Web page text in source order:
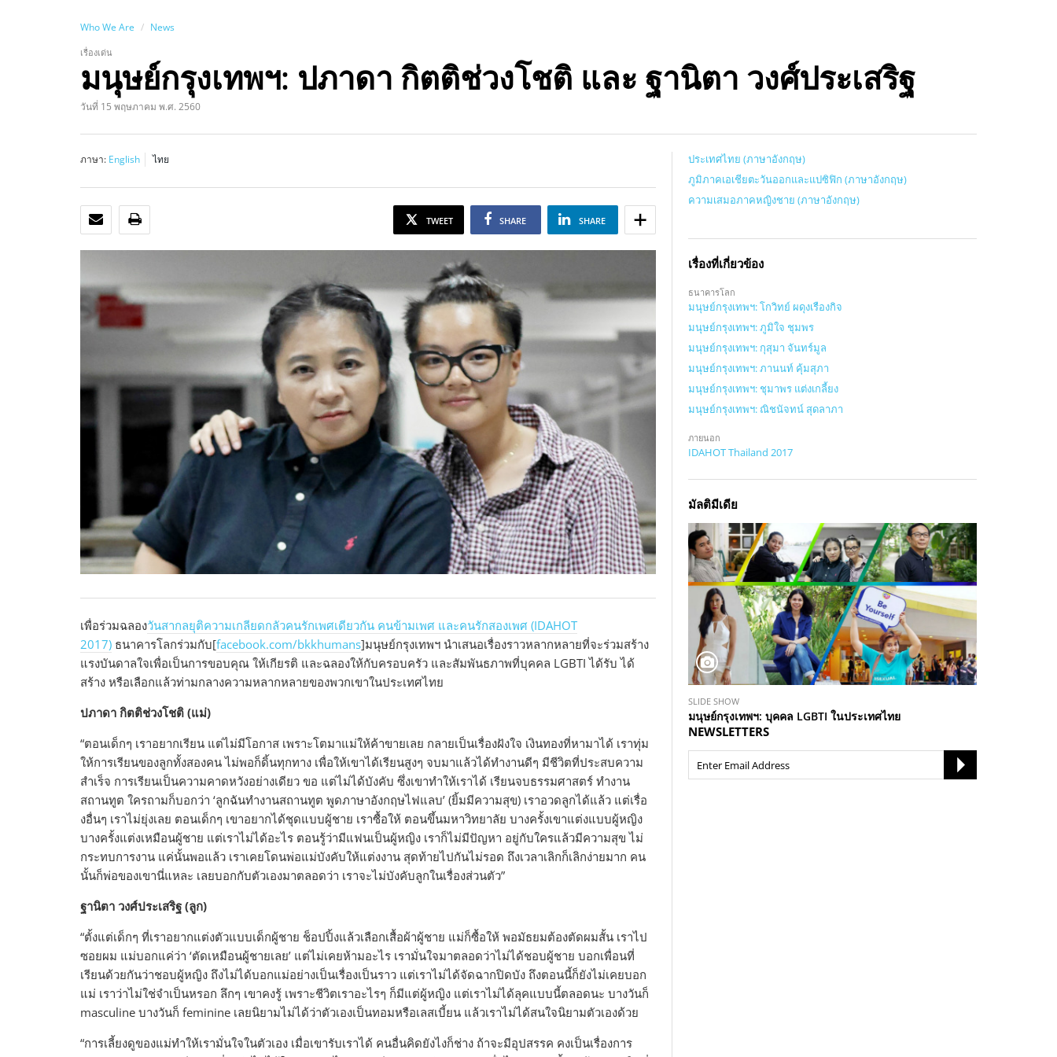
Who We Are News
เรื่องเด่น
มนุษย์กรุงเทพฯ: ปภาดา กิตติช่วงโชติ และ ฐานิตา วงศ์ประเสริฐ
วันที่ 15 พฤษภาคม พ.ศ. 2560
ภาษา: English ไทย
อีเมล TWEET SHARE SHARE
เพื่อร่วมฉลองวันสากลยุติความเกลียดกลัวคนรักเพศเดียวกัน คนข้ามเพศ และคนรักสองเพศ (IDAHOT
2017) ธนาคารโลกร่วมกับ[facebook.com/bkkhumans]มนุษย์กรุงเทพฯ นำเสนอเรื่องราวหลากหลายที่จะร่วมสร้าง
แรงบันดาลใจเพื่อเป็นการขอบคุณ ให้เกียรติ และฉลองให้กับครอบครัว และสัมพันธภาพที่บุคคล LGBTI ได้รับ ได้
สร้าง หรือเลือกแล้วท่ามกลางความหลากหลายของพวกเขาในประเทศไทย
ปภาดา กิตติช่วงโชติ (แม่)
“ตอนเด็กๆ เราอยากเรียน แต่ไม่มีโอกาส เพราะโตมาแม่ให้ค้าขายเลย กลายเป็นเรื่องฝังใจ เงินทองที่หามาได้ เราทุ่ม
ให้การเรียนของลูกทั้งสองคน ไม่พอก็ดิ้นทุกทาง เพื่อให้เขาได้เรียนสูงๆ จบมาแล้วได้ทำงานดีๆ มีชีวิตที่ประสบความ
สำเร็จ การเรียนเป็นความคาดหวังอย่างเดียว ขอ แต่ไม่ได้บังคับ ซึ่งเขาทำให้เราได้ เรียนจบธรรมศาสตร์ ทำงาน
สถานทูต ใครถามก็บอกว่า ‘ลูกฉันทำงานสถานทูต พูดภาษาอังกฤษไฟแลบ’ (ยิ้มมีความสุข) เราอวดลูกได้แล้ว แต่เรื่อ
งอื่นๆ เราไม่ยุ่งเลย ตอนเด็กๆ เขาอยากได้ชุดแบบผู้ชาย เราซื้อให้ ตอนขึ้นมหาวิทยาลัย บางครั้งเขาแต่งแบบผู้หญิง
บางครั้งแต่งเหมือนผู้ชาย แต่เราไม่ได้อะไร ตอนรู้ว่ามีแฟนเป็นผู้หญิง เราก็ไม่มีปัญหา อยู่กับใครแล้วมีความสุข ไม่
กระทบการงาน แค่นั้นพอแล้ว เราเคยโดนพ่อแม่บังคับให้แต่งงาน สุดท้ายไปกันไม่รอด ถึงเวลาเลิกก็เลิกง่ายมาก คน
นั้นก็พ่อของเขานี่แหละ เลยบอกกับตัวเองมาตลอดว่า เราจะไม่บังคับลูกในเรื่องส่วนตัว”
ฐานิตา วงศ์ประเสริฐ (ลูก)
“ตั้งแต่เด็กๆ ที่เราอยากแต่งตัวแบบเด็กผู้ชาย ช็อปปิ้งแล้วเลือกเสื้อผ้าผู้ชาย แม่ก็ซื้อให้ พอมัธยมต้องตัดผมสั้น เราไป
ซอยผม แม่บอกแค่ว่า ‘ตัดเหมือนผู้ชายเลย’ แต่ไม่เคยห้ามอะไร เรามั่นใจมาตลอดว่าไม่ได้ชอบผู้ชาย บอกเพื่อนที่
เรียนด้วยกันว่าชอบผู้หญิง ถึงไม่ได้บอกแม่อย่างเป็นเรื่องเป็นราว แต่เราไม่ได้จัดฉากปิดบัง ถึงตอนนี้ก็ยังไม่เคยบอก
แม่ เราว่าไม่ใช่จำเป็นหรอก ลึกๆ เขาคงรู้ เพราะชีวิตเราอะไรๆ ก็มีแต่ผู้หญิง แต่เราไม่ได้ลุคแบบนี้ตลอดนะ บางวันก็
masculine บางวันก็ feminine เลยนิยามไม่ได้ว่าตัวเองเป็นทอมหรือเลสเบี้ยน แล้วเราไม่ได้สนใจนิยามตัวเองด้วย
“การเลี้ยงดูของแม่ทำให้เรามั่นใจในตัวเอง เมื่อเขารับเราได้ คนอื่นคิดยังไงก็ช่าง ถ้าจะมีอุปสรรค คงเป็นเรื่องการ
ประเทศไทย (ภาษาอังกฤษ)
ภูมิภาคเอเชียตะวันออกและแปซิฟิก (ภาษาอังกฤษ)
ความเสมอภาคหญิงชาย (ภาษาอังกฤษ)
เรื่องที่เกี่ยวข้อง
ธนาคารโลก
มนุษย์กรุงเทพฯ: โกวิทย์ ผดุงเรืองกิจ
มนุษย์กรุงเทพฯ: ภูมิใจ ชุมพร
มนุษย์กรุงเทพฯ: กุสุมา จันทร์มูล
มนุษย์กรุงเทพฯ: ภานนท์ คุ้มสุภา
มนุษย์กรุงเทพฯ: ชุมาพร แต่งเกลี้ยง
มนุษย์กรุงเทพฯ: ณิชนัจทน์ สุดลาภา
ภายนอก
IDAHOT Thailand 2017
มัลติมีเดีย
l
i
s
SLIDE SHOW
มนุษย์กรุงเทพฯ: บุคคล LGBTI ในประเทศไทย
NEWSLETTERS